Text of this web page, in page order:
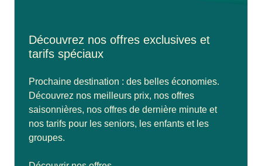
Découvrez nos offres exclusives et
tarifs spéciaux
Prochaine destination : des belles économies.
Découvrez nos meilleurs prix, nos offres
saisonnières, nos offres de dernière minute et
nos tarifs pour les seniors, les enfants et les
groupes.